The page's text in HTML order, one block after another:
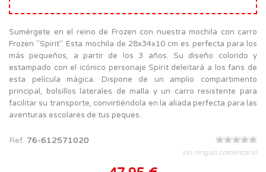
Sumérgete en el reino de Frozen con nuestra mochila con carro
Frozen "Spirit". Esta mochila de 28x34x10 cm es perfecta para los
más pequeños, a partir de los 3 años. Su diseño colorido y
estampado con el icónico personaje Spirit deleitará a los fans de
esta película mágica. Dispone de un amplio compartimento
principal, bolsillos laterales de malla y un carro resistente para
facilitar su transporte, convirtiéndola en la aliada perfecta para las
aventuras escolares de tus peques.
Ref. 76-612571020
sin ningún comentario